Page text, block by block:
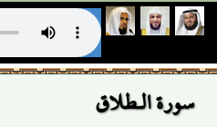
سورة الـطلاق